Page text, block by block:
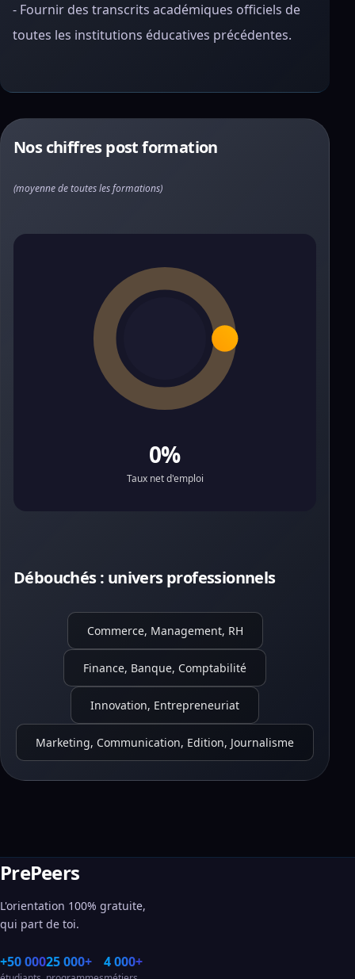
- Fournir des transcrits académiques officiels de
toutes les institutions éducatives précédentes.
Nos chiffres post formation
(moyenne de toutes les formations)
0%
Taux net d'emploi
Débouchés : univers professionnels
Commerce, Management, RH
Finance, Banque, Comptabilité
Innovation, Entrepreneuriat
Marketing, Communication, Edition, Journalisme
PrePeers
L'orientation 100% gratuite,
qui part de toi.
+50 00025 000+ 4 000+